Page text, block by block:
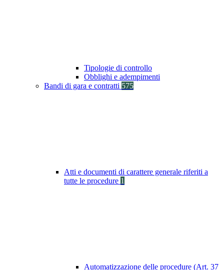
Tipologie di controllo
Obblighi e adempimenti
Bandi di gara e contratti 575
Atti e documenti di carattere generale riferiti a
tutte le procedure 1
Automatizzazione delle procedure (Art. 37